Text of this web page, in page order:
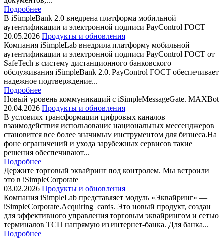
Подробнее
В iSimpleBank 2.0 внедрена платформа мобильной
аутентификации и электронной подписи PayControl ГОСТ
20.05.2026 Продукты и обновления
Компания iSimpleLab внедрила платформу мобильной
аутентификации и электронной подписи PayControl ГОСТ от
SafeTech в систему дистанционного банковского
обслуживания iSimpleBank 2.0. PayControl ГОСТ обеспечивает
надежное подтверждение...
Подробнее
Новый уровень коммуникаций с iSimpleMessageGate. MAXBot
20.04.2026 Продукты и обновления
В условиях трансформации цифровых каналов
взаимодействия использование национальных мессенджеров
становится все более значимым инструментом для бизнеса.На
фоне ограничений и ухода зарубежных сервисов такие
решения обеспечивают...
Подробнее
Держите торговый эквайринг под контролем. Мы встроили
это в iSimpleCorporate
03.02.2026 Продукты и обновления
Компания iSimpleLab представляет модуль «Эквайринг» —
iSimpleCorporate.Acquiring_cards. Это новый продукт, создан
для эффективного управления торговым эквайрингом и сетью
терминалов ТСП напрямую из интернет-банка. Для банка...
Подробнее